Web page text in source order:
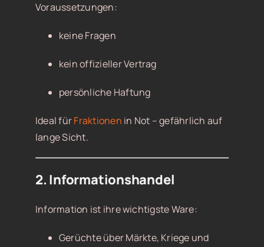
Voraussetzungen:
keine Fragen
kein offizieller Vertrag
persönliche Haftung
Ideal fürFraktionen in Not – gefährlich auf
lange Sicht.
2. Informationshandel
Information ist ihre wichtigste Ware:
Gerüchte über Märkte, Kriege und